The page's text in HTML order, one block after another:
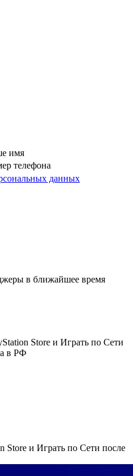
имя
телефона
данных
в ближайшее время
Store и Играть по Сети
в РФ
Store и Играть по Сети после